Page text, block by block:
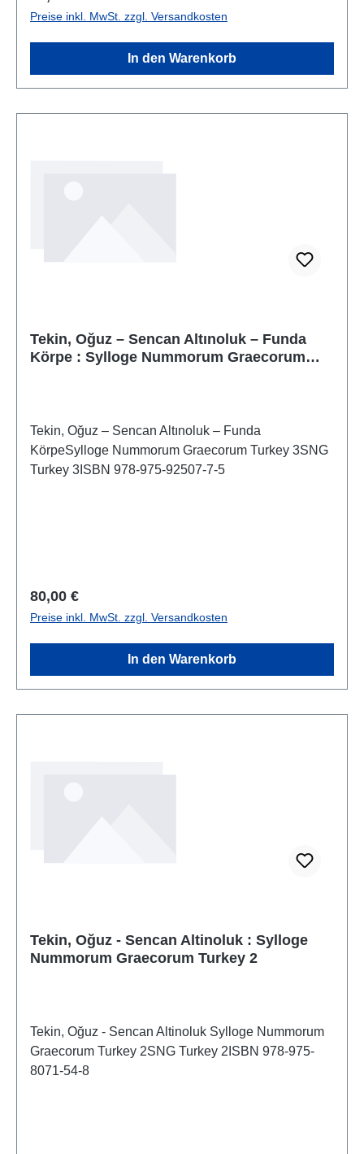
Preise inkl. MwSt. zzgl. Versandkosten
In den Warenkorb
Tekin, Oğuz – Sencan Altınoluk – Funda
Körpe : Sylloge Nummorum Graecorum
Tekin, Oğuz – Sencan Altınoluk – Funda
KörpeSylloge Nummorum Graecorum Turkey 3SNG
Turkey 3ISBN 978-975-92507-7-5
Regulärer Preis:
80,00 €
Preise inkl. MwSt. zzgl. Versandkosten
In den Warenkorb
Tekin, Oğuz - Sencan Altinoluk : Sylloge
Nummorum Graecorum Turkey 2
Tekin, Oğuz - Sencan Altinoluk Sylloge Nummorum
Graecorum Turkey 2SNG Turkey 2ISBN 978-975-
8071-54-8